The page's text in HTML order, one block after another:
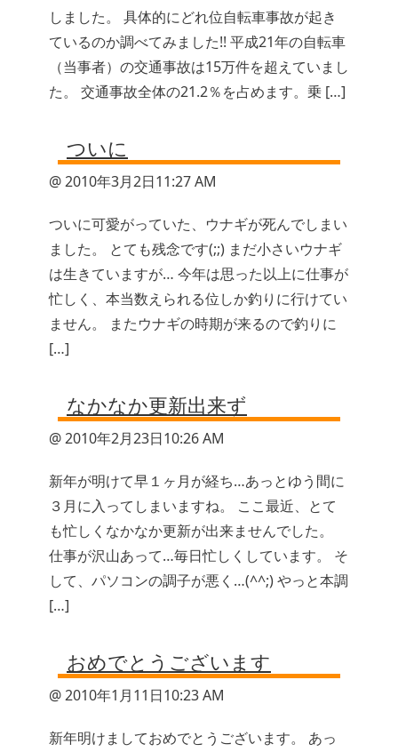
しました。 具体的にどれ位自転車事故が起き
ているのか調べてみました!! 平成21年の自転車
（当事者）の交通事故は15万件を超えていまし
た。 交通事故全体の21.2％を占めます。乗 […]
ついに
@ 2010年3月2日11:27 AM
ついに可愛がっていた、ウナギが死んでしまい
ました。 とても残念です(;;) まだ小さいウナギ
は生きていますが… 今年は思った以上に仕事が
忙しく、本当数えられる位しか釣りに行けてい
ません。 またウナギの時期が来るので釣りに
[…]
なかなか更新出来ず
@ 2010年2月23日10:26 AM
新年が明けて早１ヶ月が経ち…あっとゆう間に
３月に入ってしまいますね。 ここ最近、とて
も忙しくなかなか更新が出来ませんでした。
仕事が沢山あって…毎日忙しくしています。 そ
して、パソコンの調子が悪く…(^^;) やっと本調
[…]
おめでとうございます
@ 2010年1月11日10:23 AM
新年明けましておめでとうございます。 あっ